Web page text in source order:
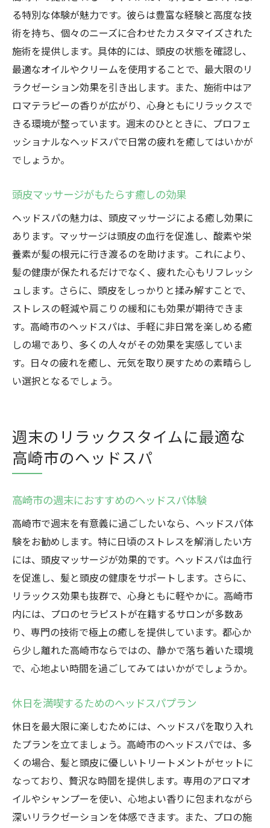
る特別な体験が魅力です。彼らは豊富な経験と高度な技
術を持ち、個々のニーズに合わせたカスタマイズされた
施術を提供します。具体的には、頭皮の状態を確認し、
最適なオイルやクリームを使用することで、最大限のリ
ラクゼーション効果を引き出します。また、施術中はア
ロマテラピーの香りが広がり、心身ともにリラックスで
きる環境が整っています。週末のひとときに、プロフェ
ッショナルなヘッドスパで日常の疲れを癒してはいかが
でしょうか。
頭皮マッサージがもたらす癒しの効果
ヘッドスパの魅力は、頭皮マッサージによる癒し効果に
あります。マッサージは頭皮の血行を促進し、酸素や栄
養素が髪の根元に行き渡るのを助けます。これにより、
髪の健康が保たれるだけでなく、疲れた心もリフレッシ
ュします。さらに、頭皮をしっかりと揉み解すことで、
ストレスの軽減や肩こりの緩和にも効果が期待できま
す。高崎市のヘッドスパは、手軽に非日常を楽しめる癒
しの場であり、多くの人々がその効果を実感していま
す。日々の疲れを癒し、元気を取り戻すための素晴らし
い選択となるでしょう。
週末のリラックスタイムに最適な
高崎市のヘッドスパ
高崎市の週末におすすめのヘッドスパ体験
高崎市で週末を有意義に過ごしたいなら、ヘッドスパ体
験をお勧めします。特に日頃のストレスを解消したい方
には、頭皮マッサージが効果的です。ヘッドスパは血行
を促進し、髪と頭皮の健康をサポートします。さらに、
リラックス効果も抜群で、心身ともに軽やかに。高崎市
内には、プロのセラピストが在籍するサロンが多数あ
り、専門の技術で極上の癒しを提供しています。都心か
ら少し離れた高崎市ならではの、静かで落ち着いた環境
で、心地よい時間を過ごしてみてはいかがでしょうか。
休日を満喫するためのヘッドスパプラン
休日を最大限に楽しむためには、ヘッドスパを取り入れ
たプランを立てましょう。高崎市のヘッドスパでは、多
くの場合、髪と頭皮に優しいトリートメントがセットに
なっており、贅沢な時間を提供します。専用のアロマオ
イルやシャンプーを使い、心地よい香りに包まれながら
深いリラクゼーションを体感できます。また、プロの施